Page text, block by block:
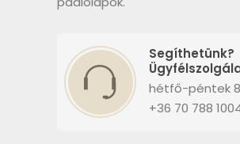
Segíthetünk?
hétfő-péntek
+36 70 788